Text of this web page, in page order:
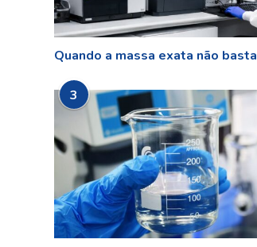
Quando a massa exata não basta
3